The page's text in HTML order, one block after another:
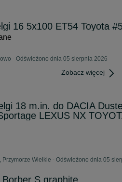
16 5x100 ET54 Toyota
- Odświeżono dnia 05 sierpnia 2026
Zobacz więcej
18 m.in. do DACIA
LEXUS NX
Przymorze Wielkie - Odświeżono dnia 05
Borber S graphite